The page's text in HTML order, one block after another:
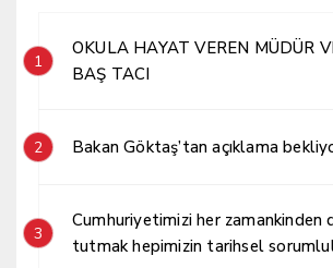
1
OKULA HAYAT VEREN MÜDÜR
BAŞ TACI
2 Bakan Göktaş’tan açıklama
3
Cumhuriyetimizi her zamankinden
tutmak hepimizin tarihsel